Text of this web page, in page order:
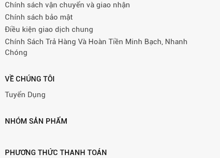
Chính sách vận chuyển và giao nhận
Chính sách bảo mật
Điều kiện giao dịch chung
Chính Sách Trả Hàng Và Hoàn Tiền Minh Bạch, Nhanh
Chóng
VỀ CHÚNG TÔI
Tuyển Dụng
NHÓM SẢN PHẨM
PHƯƠNG THỨC THANH TOÁN